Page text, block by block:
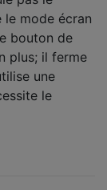
le mode écran
bouton de
plus; il ferme
une
le